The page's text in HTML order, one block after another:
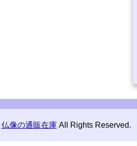
仏像の通販在庫All Rights Reserved.